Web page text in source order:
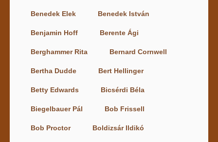
Benedek Elek Benedek István
Benjamin Hoff Berente Ági
Berghammer Rita Bernard Cornwell
Bertha Dudde Bert Hellinger
Betty Edwards Bicsérdi Béla
Biegelbauer Pál Bob Frissell
Bob Proctor Boldizsár Ildikó